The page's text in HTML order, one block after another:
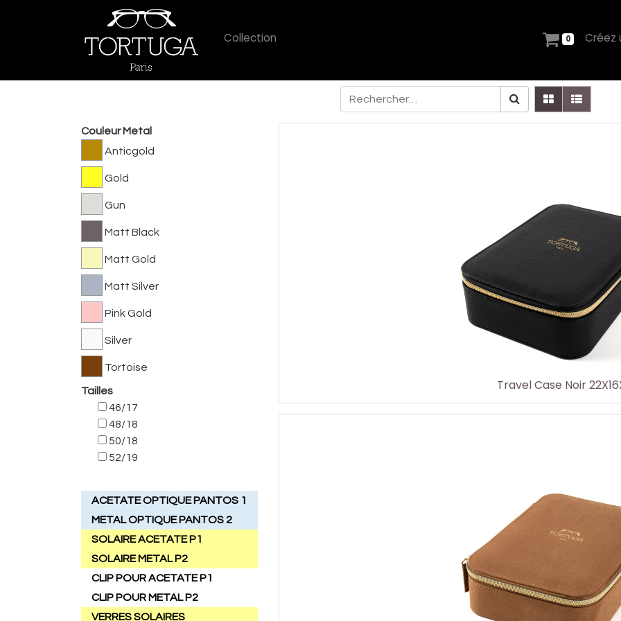
Collection 0 Créez
Couleur Metal
Anticgold
Gold
Gun
Matt Black
Matt Gold
Matt Silver
Pink Gold
Silver
Tortoise
Tailles
46/17
48/18
50/18
52/19
ACETATE OPTIQUE PANTOS 1
METAL OPTIQUE PANTOS 2
SOLAIRE ACETATE P1
SOLAIRE METAL P2
CLIP POUR ACETATE P1
CLIP POUR METAL P2
VERRES SOLAIRES
Travel Case Noir